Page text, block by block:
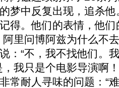
梦中反复出现，追杀
得。他们的表情，他
里问博阿兹为什么不
：“不，我不找他们。
，我只是个电影导演啊
常耐人寻味的问题：“